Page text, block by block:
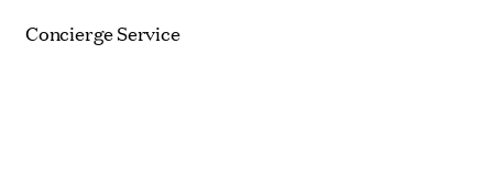
Concierge Service